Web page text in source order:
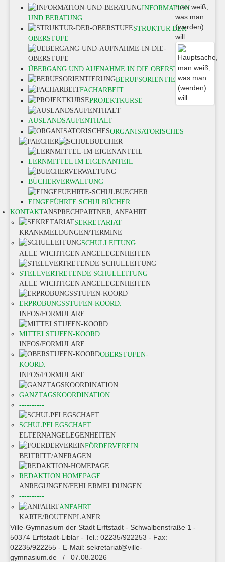
INFORMATION
UND BERATUNG
STRUKTUR DER
OBERSTUFE
ÜBERGANG UND AUFNAHME IN DIE OBERSTUFE
BERUFSORIENTIERUNG
FACHARBEIT
PROJEKTKURSE
AUSLANDSAUFENTHALT
ORGANISATORISCHES
LERNMITTEL IM EIGENANTEIL
BÜCHERVERWALTUNG
EINGEFÜHRTE SCHULBÜCHER
KONTAKTANSPRECHPARTNER, ANFAHRT
SEKRETARIAT
KRANKMELDUNGEN/TERMINE
SCHULLEITUNG
ALLE WICHTIGEN ANGELEGENHEITEN
STELLVERTRETENDE SCHULLEITUNG
ALLE WICHTIGEN ANGELEGENHEITEN
ERPROBUNGSSTUFEN-KOORD.
INFOS/FORMULARE
MITTELSTUFEN-KOORD.
INFOS/FORMULARE
OBERSTUFEN-
KOORD.
INFOS/FORMULARE
GANZTAGSKOORDINATION
----------
SCHULPFLEGSCHAFT
ELTERNANGELEGENHEITEN
FÖRDERVEREIN
BEITRITT/ANFRAGEN
REDAKTION HOMEPAGE
ANREGUNGEN/FEHLERMELDUNGEN
----------
ANFAHRT
KARTE/ROUTENPLANER
Ville-Gymnasium der Stadt Erftstadt - Schwalbenstraße 1 -
50374 Erftstadt-Liblar - Tel.: 02235/922253 - Fax:
02235/922255 - E-Mail: sekretariat@ville-
gymnasium.de / 07.08.2026